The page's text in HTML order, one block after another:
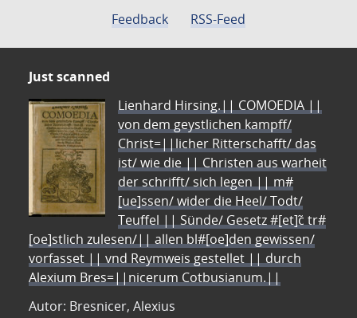
Feedback
RSS-Feed
Just scanned
Lienhard Hirsing.|| COMOEDIA ||
von dem geystlichen kampff/
Christ=||licher Ritterschafft/ das
ist/ wie die || Christen aus warheit
der schrifft/ sich legen || m#
[ue]ssen/ wider die Heel/ Todt/
Teuffel || Sünde/ Gesetz #[et]c̃ tr#
[oe]stlich zulesen/|| allen bl#[oe]den gewissen/
vorfasset || vnd Reymweis gestellet || durch
Alexium Bres=||nicerum Cotbusianum.||
Autor: Bresnicer, Alexius